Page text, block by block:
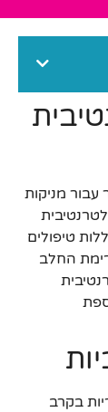
מניקות
טיפולים
החלב
בקרב